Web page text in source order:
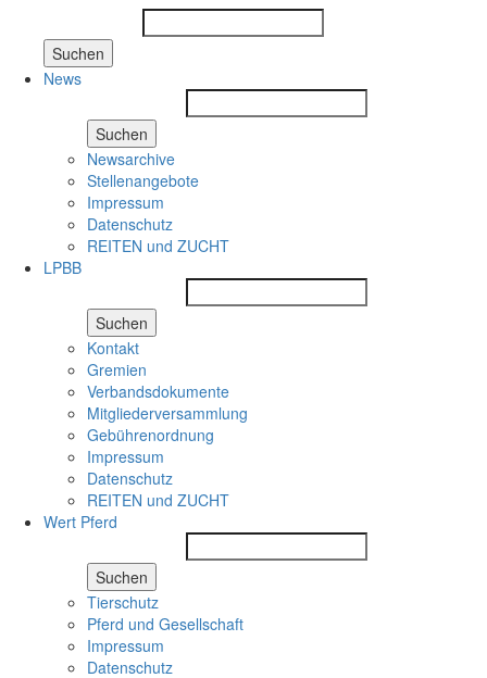
Suchen
News
Suchen
Newsarchive
Stellenangebote
Impressum
Datenschutz
REITEN und ZUCHT
LPBB
Suchen
Kontakt
Gremien
Verbandsdokumente
Mitgliederversammlung
Gebührenordnung
Impressum
Datenschutz
REITEN und ZUCHT
Wert Pferd
Suchen
Tierschutz
Pferd und Gesellschaft
Impressum
Datenschutz